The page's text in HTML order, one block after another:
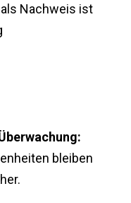
Nachweis ist
bleiben